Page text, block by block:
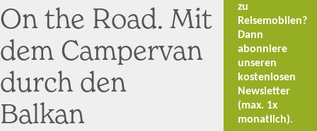
On the Road. Mit
dem Campervan
durch den
Balkan
zu
Reisemobilen?
Dann
abonniere
unseren
kostenlosen
Newsletter
(max. 1x
monatlich).